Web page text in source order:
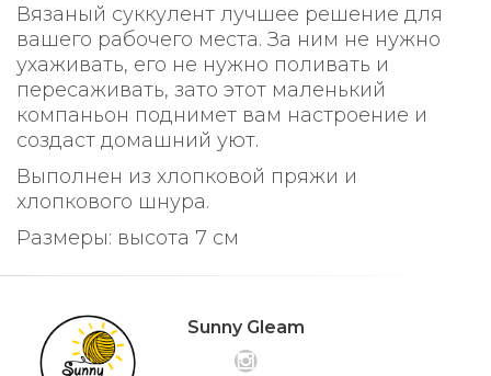
Вязаный суккулент лучшее решение для
вашего рабочего места. За ним не нужно
ухаживать, его не нужно поливать и
пересаживать, зато этот маленький
компаньон поднимет вам настроение и
создаст домашний уют.
Выполнен из хлопковой пряжи и
хлопкового шнура.
Размеры: высота 7 см
Sunny Gleam